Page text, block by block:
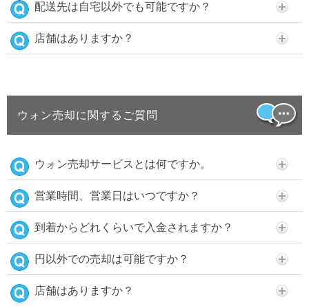
配送先は自宅以外でも可能ですか？
店舗はありますか？
ウォン売却に関するご質問
ウォン売却サービスとは何ですか。
営業時間、営業日はいつですか？
到着からどれくらいで入金されますか？
円以外での売却は可能ですか？
店舗はありますか？